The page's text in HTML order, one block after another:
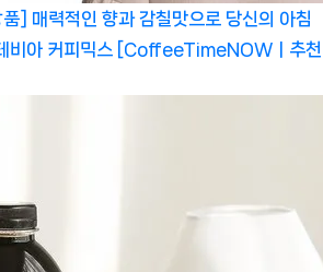
] 매력적인 향과 감칠맛으로 당신의 아침
비아 커피믹스 [CoffeeTimeNOWㅣ추천